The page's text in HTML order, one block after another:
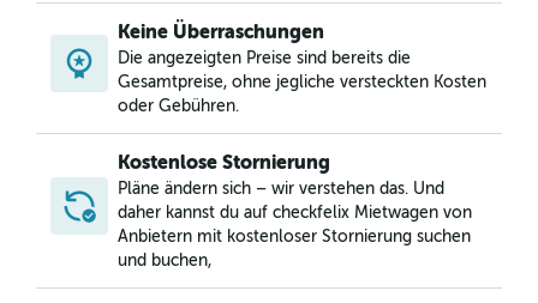
Keine Überraschungen
Die angezeigten Preise sind bereits die
Gesamtpreise, ohne jegliche versteckten Kosten
oder Gebühren.
Kostenlose Stornierung
Pläne ändern sich – wir verstehen das. Und
daher kannst du auf checkfelix Mietwagen von
Anbietern mit kostenloser Stornierung suchen
und buchen,